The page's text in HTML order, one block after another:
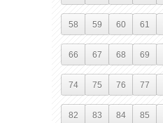
58 59 60 61
66 67 68 69
74 75 76 77
82 83 84 85